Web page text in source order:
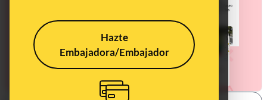
Hazte
Embajadora/Embajador